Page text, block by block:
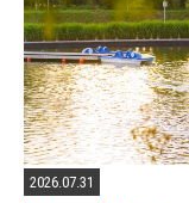
2026.07.31